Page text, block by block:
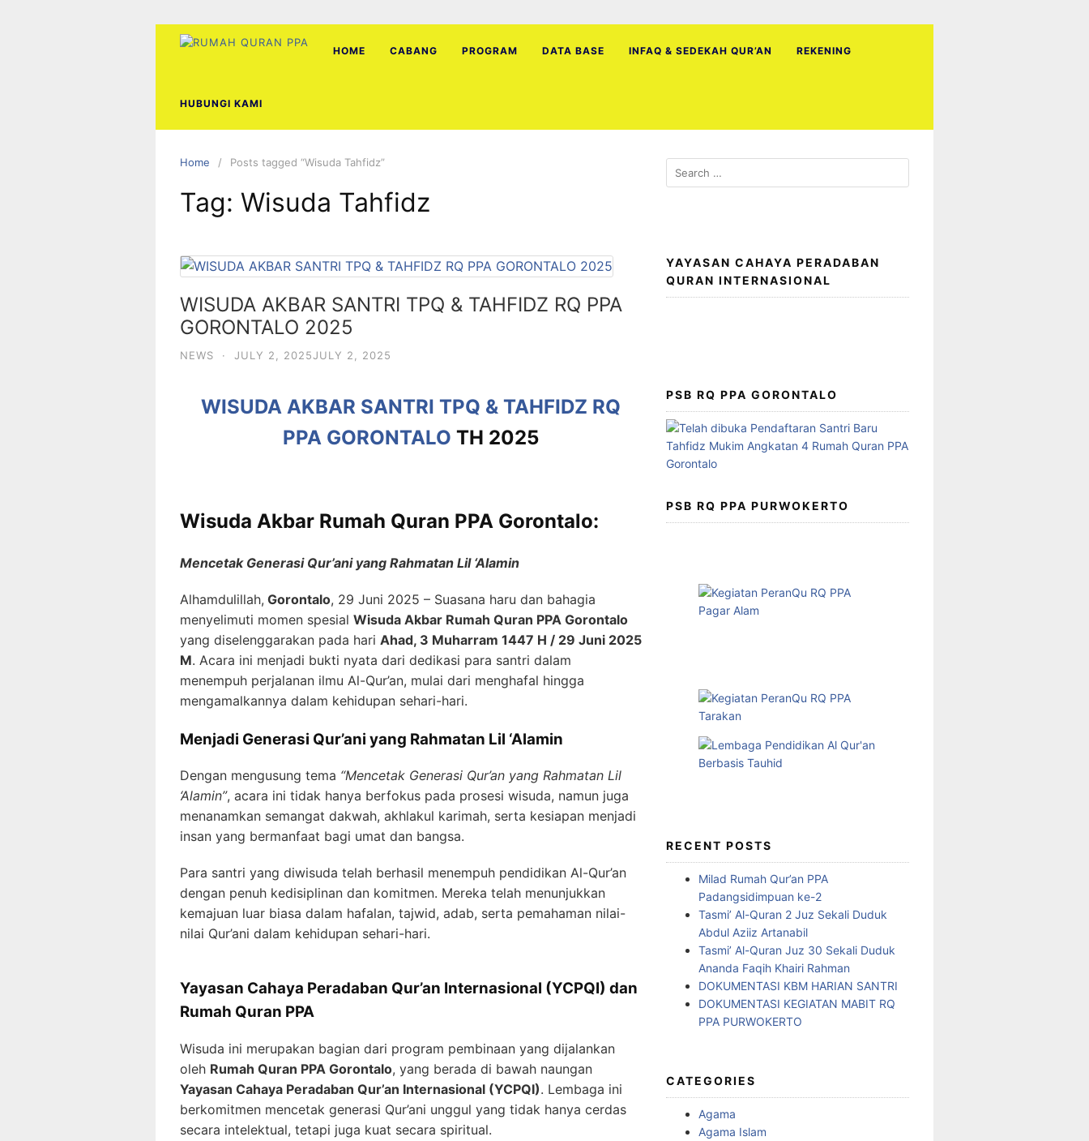
HOME CABANG PROGRAM DATA BASE INFAQ & SEDEKAH QUR’AN REKENING
HUBUNGI KAMI
Home Posts tagged “Wisuda Tahfidz”
Tag: Wisuda Tahfidz
WISUDA AKBAR SANTRI TPQ & TAHFIDZ RQ PPA
GORONTALO 2025
NEWS · JULY 2, 2025JULY 2, 2025
WISUDA AKBAR SANTRI TPQ & TAHFIDZ RQ
PPA GORONTALO TH 2025
Wisuda Akbar Rumah Quran PPA Gorontalo:
Mencetak Generasi Qur’ani yang Rahmatan Lil ‘Alamin
Alhamdulillah, Gorontalo, 29 Juni 2025 – Suasana haru dan bahagia
menyelimuti momen spesial Wisuda Akbar Rumah Quran PPA Gorontalo
yang diselenggarakan pada hari Ahad, 3 Muharram 1447 H / 29 Juni 2025
M. Acara ini menjadi bukti nyata dari dedikasi para santri dalam
menempuh perjalanan ilmu Al-Qur’an, mulai dari menghafal hingga
mengamalkannya dalam kehidupan sehari-hari.
Menjadi Generasi Qur’ani yang Rahmatan Lil ‘Alamin
Dengan mengusung tema “Mencetak Generasi Qur’an yang Rahmatan Lil
‘Alamin”, acara ini tidak hanya berfokus pada prosesi wisuda, namun juga
menanamkan semangat dakwah, akhlakul karimah, serta kesiapan menjadi
insan yang bermanfaat bagi umat dan bangsa.
Para santri yang diwisuda telah berhasil menempuh pendidikan Al-Qur’an
dengan penuh kedisiplinan dan komitmen. Mereka telah menunjukkan
kemajuan luar biasa dalam hafalan, tajwid, adab, serta pemahaman nilai-
nilai Qur’ani dalam kehidupan sehari-hari.
Yayasan Cahaya Peradaban Qur’an Internasional (YCPQI) dan
Rumah Quran PPA
Wisuda ini merupakan bagian dari program pembinaan yang dijalankan
oleh Rumah Quran PPA Gorontalo, yang berada di bawah naungan
Yayasan Cahaya Peradaban Qur’an Internasional (YCPQI). Lembaga ini
berkomitmen mencetak generasi Qur’ani unggul yang tidak hanya cerdas
secara intelektual, tetapi juga kuat secara spiritual.
Search
for:
YAYASAN CAHAYA PERADABAN
QURAN INTERNASIONAL
PSB RQ PPA GORONTALO
PSB RQ PPA PURWOKERTO
RECENT POSTS
Milad Rumah Qur’an PPA
Padangsidimpuan ke-2
Tasmi’ Al-Quran 2 Juz Sekali Duduk
Abdul Aziiz Artanabil
Tasmi’ Al-Quran Juz 30 Sekali Duduk
Ananda Faqih Khairi Rahman
DOKUMENTASI KBM HARIAN SANTRI
DOKUMENTASI KEGIATAN MABIT RQ
PPA PURWOKERTO
CATEGORIES
Agama
Agama Islam